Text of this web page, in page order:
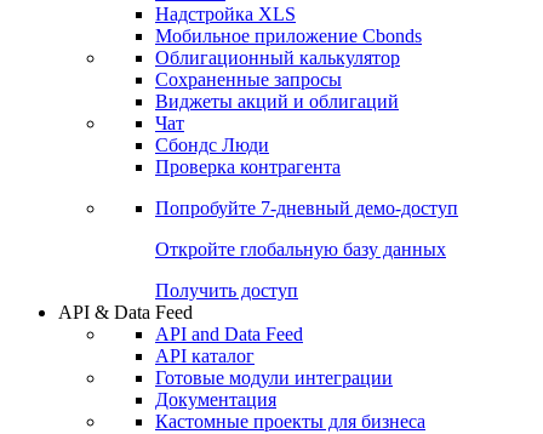
Надстройка XLS
Мобильное приложение Cbonds
Облигационный калькулятор
Сохраненные запросы
Виджеты акций и облигаций
Чат
Сбондс Люди
Проверка контрагента
Попробуйте 7-дневный демо-доступ
Откройте глобальную базу данных
Получить доступ
API & Data Feed
API and Data Feed
API каталог
Готовые модули интеграции
Документация
Кастомные проекты для бизнеса